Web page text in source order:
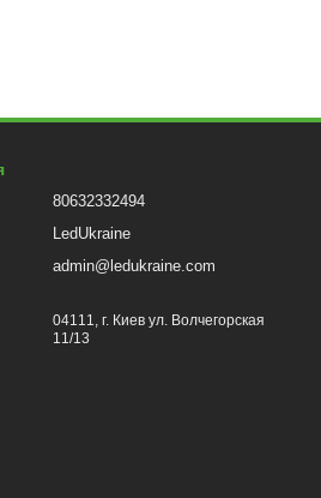
80632332494
LedUkraine
admin@ledukraine.com
04111, г. Киев ул. Волчегорская
11/13